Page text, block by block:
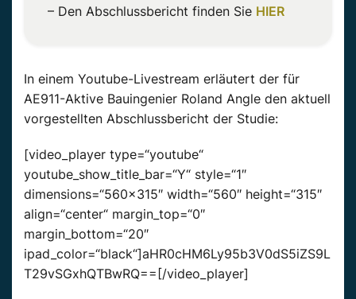
– Den Abschlussbericht finden Sie HIER
In einem Youtube-Livestream erläutert der für
AE911-Aktive Bauingenier Roland Angle den aktuell
vorgestellten Abschlussbericht der Studie:
[video_player type=“youtube“
youtube_show_title_bar=“Y“ style=“1″
dimensions=“560×315″ width=“560″ height=“315″
align=“center“ margin_top=“0″
margin_bottom=“20″
ipad_color=“black“]aHR0cHM6Ly95b3V0dS5iZS9L
T29vSGxhQTBwRQ==[/video_player]